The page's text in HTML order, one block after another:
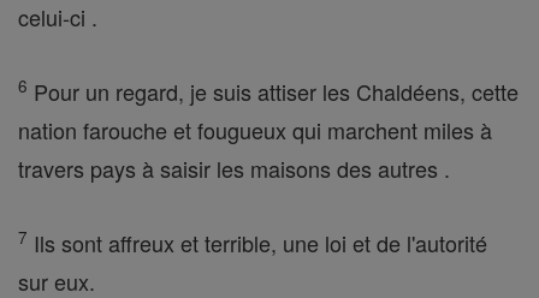
celui-ci .
6 Pour un regard, je suis attiser les Chaldéens, cette
nation farouche et fougueux qui marchent miles à
travers pays à saisir les maisons des autres .
7 Ils sont affreux et terrible, une loi et de l'autorité
sur eux.